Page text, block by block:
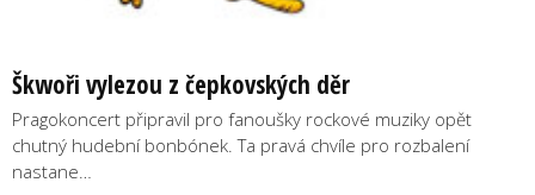
Škwoři vylezou z čepkovských děr
Pragokoncert připravil pro fanoušky rockové muziky opět
chutný hudební bonbónek. Ta pravá chvíle pro rozbalení
nastane…